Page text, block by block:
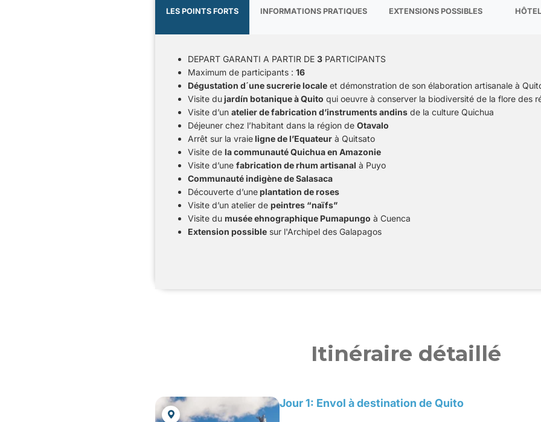
LES POINTS FORTS INFORMATIONS PRATIQUES EXTENSIONS POSSIBLES
DEPART GARANTI A PARTIR DE 3 PARTICIPANTS
Maximum de participants : 16
Dégustation d´une sucrerie locale et démonstration de son élaboration artisanale à
Visite dujardín botanique à Quito qui oeuvre à conserver la biodiversité de la flore des
Visite d’un atelier de fabrication d’instruments andins de la culture Quichua
Déjeuner chez l’habitant dans la région de Otavalo
Arrêt sur la vraieligne de l’Equateur à Quitsato
Visite de la communauté Quichua en Amazonie
Visite d’une fabrication de rhum artisanal à Puyo
Communauté indigène de Salasaca
Découverte d’uneplantation de roses
Visite d’un atelier de peintres “naïfs”
Visite du musée ehnographique Pumapungo à Cuenca
Extension possible sur l'Archipel des Galapagos
Itinéraire détaillé
Jour 1: Envol à destination de Quito